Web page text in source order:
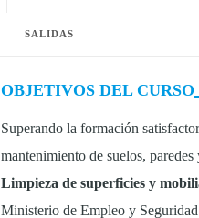
SALIDAS
OBJETIVOS DEL CURSO
Superando la formación
mantenimiento de suelos,
Limpieza de superficies y
Ministerio de Empleo y